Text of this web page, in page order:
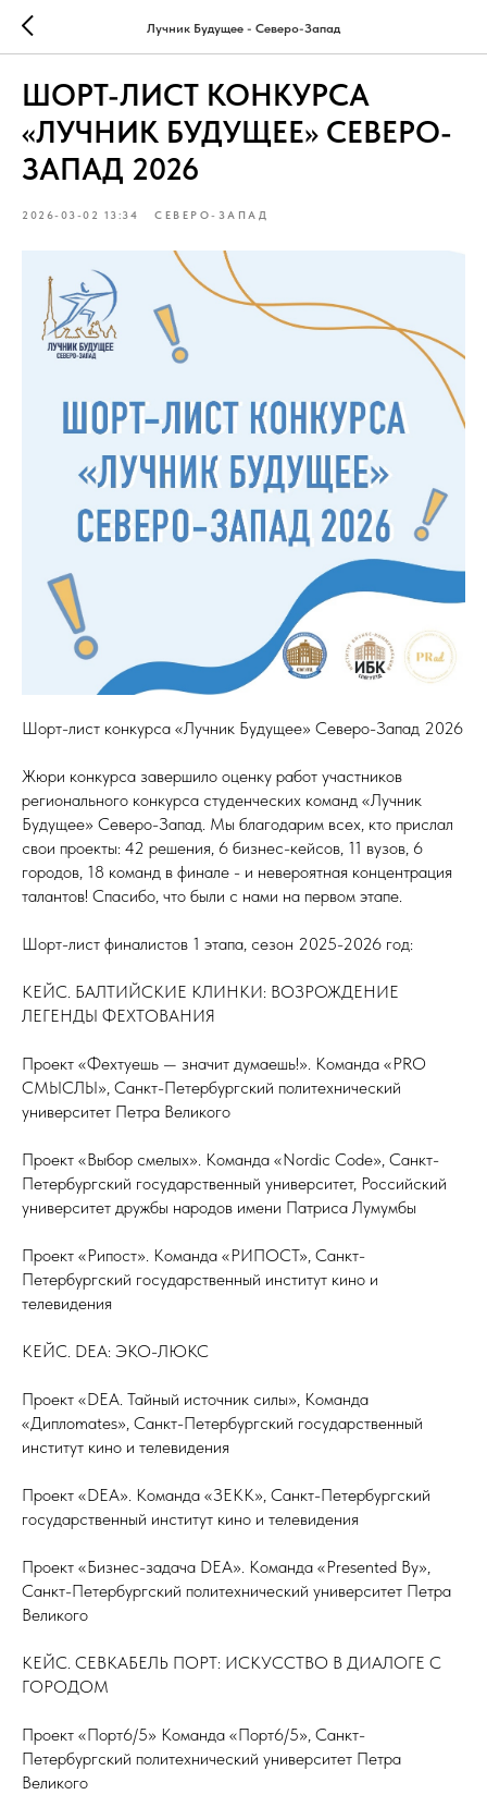
Лучник Будущее - Северо-Запад
ШОРТ-ЛИСТ КОНКУРСА
«ЛУЧНИК БУДУЩЕЕ» СЕВЕРО-
ЗАПАД 2026
2026-03-02 13:34 СЕВЕРО-ЗАПАД
Шорт-лист конкурса «Лучник Будущее» Северо-Запад 2026
Жюри конкурса завершило оценку работ участников
регионального конкурса студенческих команд «Лучник
Будущее» Северо-Запад. Мы благодарим всех, кто прислал
свои проекты: 42 решения, 6 бизнес-кейсов, 11 вузов, 6
городов, 18 команд в финале - и невероятная концентрация
талантов! Спасибо, что были с нами на первом этапе.
Шорт-лист финалистов 1 этапа, сезон 2025-2026 год:
КЕЙС. БАЛТИЙСКИЕ КЛИНКИ: ВОЗРОЖДЕНИЕ
ЛЕГЕНДЫ ФЕХТОВАНИЯ
Проект «Фехтуешь — значит думаешь!». Команда «PRO
СМЫСЛЫ», Санкт-Петербургский политехнический
университет Петра Великого
Проект «Выбор смелых». Команда «Nordic Code», Санкт-
Петербургский государственный университет, Российский
университет дружбы народов имени Патриса Лумумбы
Проект «Рипост». Команда «РИПОСТ», Санкт-
Петербургский государственный институт кино и
телевидения
КЕЙС. DEA: ЭКО-ЛЮКС
Проект «DEA. Тайный источник силы», Команда
«Диплоmates», Санкт-Петербургский государственный
институт кино и телевидения
Проект «DEA». Команда «ЗЕКК», Санкт-Петербургский
государственный институт кино и телевидения
Проект «Бизнес-задача DEA». Команда «Presented By»,
Санкт-Петербургский политехнический университет Петра
Великого
КЕЙС. СЕВКАБЕЛЬ ПОРТ: ИСКУССТВО В ДИАЛОГЕ С
ГОРОДОМ
Проект «Порт6/5» Команда «Порт6/5», Санкт-
Петербургский политехнический университет Петра
Великого